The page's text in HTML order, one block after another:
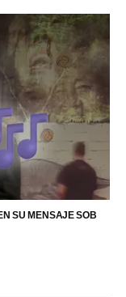
SU MENSAJE SOB